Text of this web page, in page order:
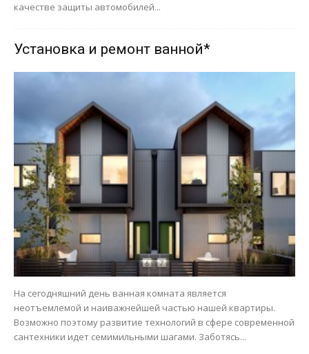
качестве защиты автомобилей...
Установка и ремонт ванной*
На сегодняшний день ванная комната является
неотъемлемой и наиважнейшей частью нашей квартиры.
Возможно поэтому развитие технологий в сфере современной
сантехники идет семимильными шагами. Заботясь...